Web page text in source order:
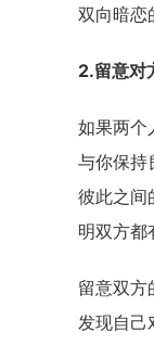
双向暗恋
2.留意对
如果两个
与你保持
彼此之间
明双方都
留意双方
发现自己